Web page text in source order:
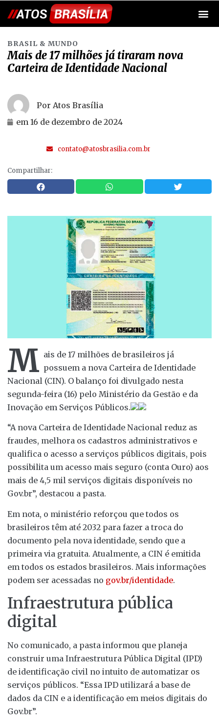
BRASIL & MUNDO
Mais de 17 milhões já tiraram nova
Carteira de Identidade Nacional
Por Atos Brasília
em 16 de dezembro de 2024
contato@atosbrasilia.com.br
Compartilhar:
M ais de 17 milhões de brasileiros já
possuem a nova Carteira de Identidade
Nacional (CIN). O balanço foi divulgado nesta
segunda-feira (16) pelo Ministério da Gestão e da
Inovação em Serviços Públicos.
“A nova Carteira de Identidade Nacional reduz as
fraudes, melhora os cadastros administrativos e
qualifica o acesso a serviços públicos digitais, pois
possibilita um acesso mais seguro (conta Ouro) aos
mais de 4,5 mil serviços digitais disponíveis no
Gov.br”, destacou a pasta.
Em nota, o ministério reforçou que todos os
brasileiros têm até 2032 para fazer a troca do
documento pela nova identidade, sendo que a
primeira via gratuita. Atualmente, a CIN é emitida
em todos os estados brasileiros. Mais informações
podem ser acessadas no gov.br/identidade.
Infraestrutura pública
digital
No comunicado, a pasta informou que planeja
construir uma Infraestrutura Pública Digital (IPD)
de identificação civil no intuito de automatizar os
serviços públicos. “Essa IPD utilizará a base de
dados da CIN e a identificação em meios digitais do
Gov.br”.